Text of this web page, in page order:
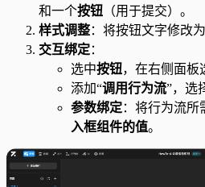
和一个按钮 （用于提交）。
样式调整：将按钮文字修改为
交互绑定：
选中按钮，在右侧面板
添加“调用行为流”，选
参数绑定：将行为流所
入框组件的值。